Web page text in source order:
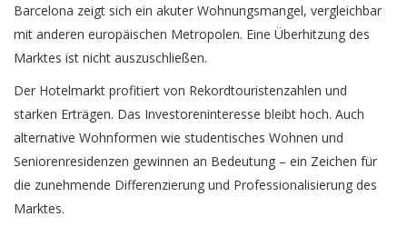
Barcelona zeigt sich ein akuter Wohnungsmangel, vergleichbar
mit anderen europäischen Metropolen. Eine Überhitzung des
Marktes ist nicht auszuschließen.
Der Hotelmarkt profitiert von Rekordtouristenzahlen und
starken Erträgen. Das Investoreninteresse bleibt hoch. Auch
alternative Wohnformen wie studentisches Wohnen und
Seniorenresidenzen gewinnen an Bedeutung – ein Zeichen für
die zunehmende Differenzierung und Professionalisierung des
Marktes.